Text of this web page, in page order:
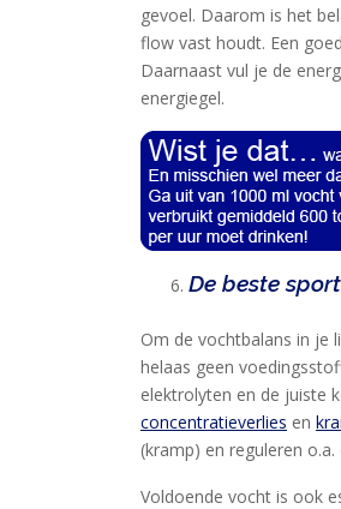
gevoel. Daarom is het
flow vast houdt. Een
Daarnaast vul je de
energiegel.
De beste
Om de vochtbalans in je
helaas geen
elektrolyten en de juiste
concentratieverlies en
(kramp) en reguleren
Voldoende vocht is ook